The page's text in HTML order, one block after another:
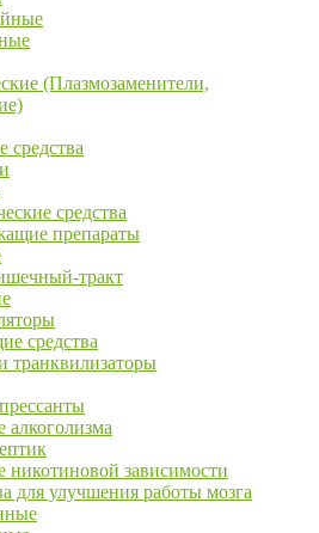
(Плазмозаменители,
средства
средства
препараты
тракт
средства
транквилизаторы
алкоголизма
никотиновой зависимости
для улучшения работы мозга